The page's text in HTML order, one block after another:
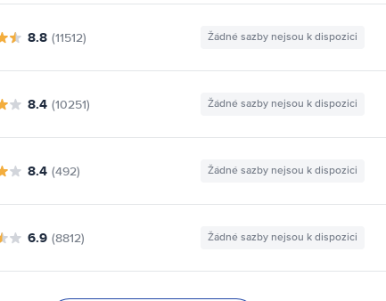
8.8 (11512) Žádné sazby nejsou k dispozici
8.4 (10251) Žádné sazby nejsou k dispozici
8.4 (492) Žádné sazby nejsou k dispozici
6.9 (8812) Žádné sazby nejsou k dispozici